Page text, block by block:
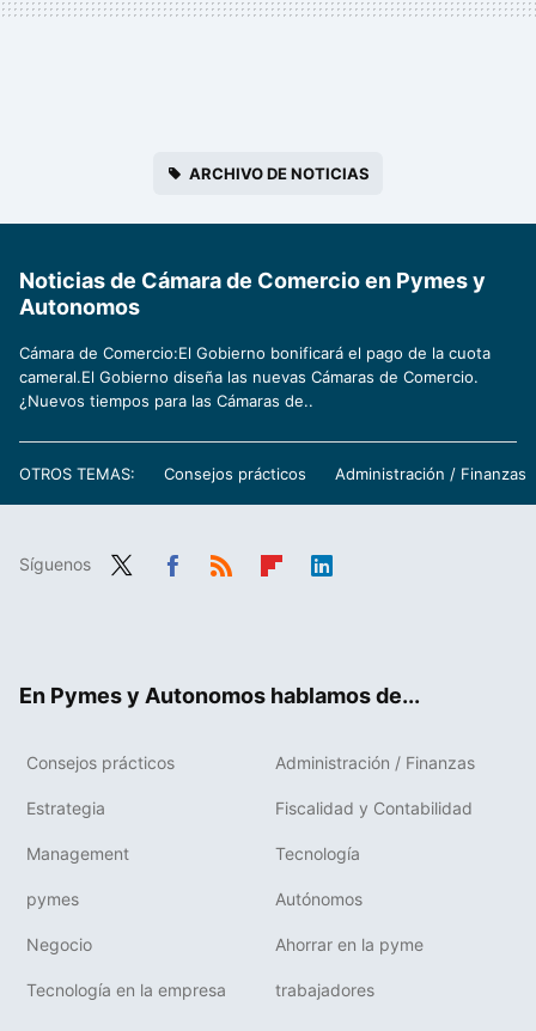
ARCHIVO DE NOTICIAS
Noticias de Cámara de Comercio en Pymes y
Autonomos
Cámara de Comercio:El Gobierno bonificará el pago de la cuota
cameral.El Gobierno diseña las nuevas Cámaras de Comercio.
¿Nuevos tiempos para las Cámaras de..
OTROS TEMAS: Consejos prácticos Administración / Finanzas
Síguenos
En Pymes y Autonomos hablamos de...
Consejos prácticos Administración / Finanzas
Estrategia Fiscalidad y Contabilidad
Management Tecnología
pymes Autónomos
Negocio Ahorrar en la pyme
Tecnología en la empresa trabajadores